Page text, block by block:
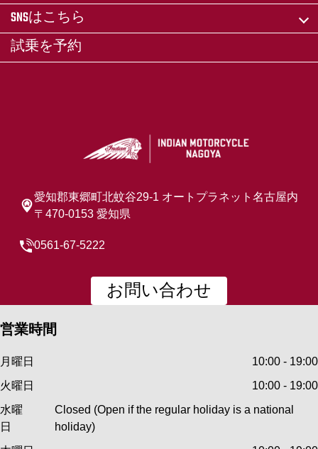
SNSはこちら
試乗を予約
愛知郡東郷町北蚊谷29-1 オートプラネット名古屋内
〒470-0153 愛知県
0561-67-5222
お問い合わせ
営業時間
月曜日
10:00 - 19:00
火曜日
10:00 - 19:00
水曜
日
Closed (Open if the regular holiday is a national
holiday)